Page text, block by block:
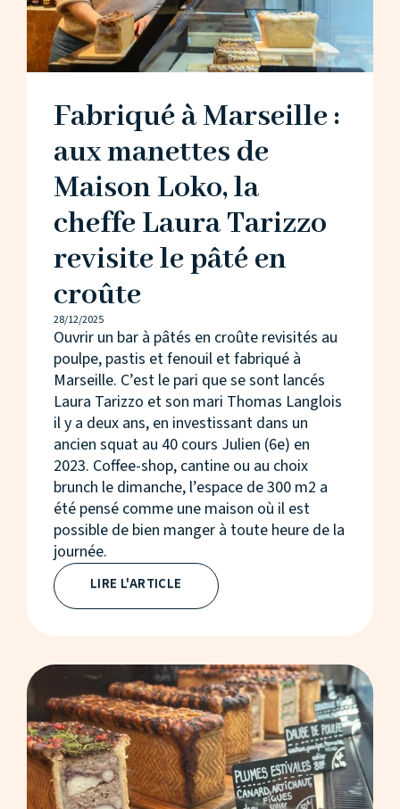
Fabriqué à Marseille :
aux manettes de
Maison Loko, la
cheffe Laura Tarizzo
revisite le pâté en
croûte
28/12/2025
Ouvrir un bar à pâtés en croûte revisités au
poulpe, pastis et fenouil et fabriqué à
Marseille. C’est le pari que se sont lancés
Laura Tarizzo et son mari Thomas Langlois
il y a deux ans, en investissant dans un
ancien squat au 40 cours Julien (6e) en
2023. Coffee-shop, cantine ou au choix
brunch le dimanche, l’espace de 300 m2 a
été pensé comme une maison où il est
possible de bien manger à toute heure de la
journée.
LIRE L'ARTICLE